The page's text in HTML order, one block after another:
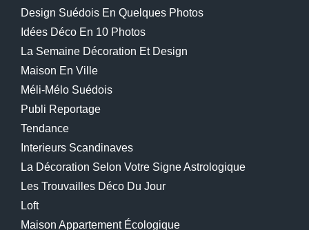
Design Suédois En Quelques Photos
Idées Déco En 10 Photos
La Semaine Décoration Et Design
Maison En Ville
Méli-Mélo Suédois
Publi Reportage
Tendance
Interieurs Scandinaves
La Décoration Selon Votre Signe Astrologique
Les Trouvailles Déco Du Jour
Loft
Maison Appartement Écologique